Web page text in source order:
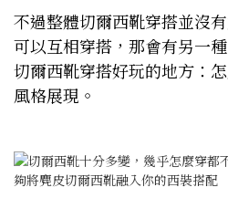
不過整體切爾西靴穿搭並沒
可以互相穿搭，那會有另一
切爾西靴穿搭好玩的地方：
風格展現。